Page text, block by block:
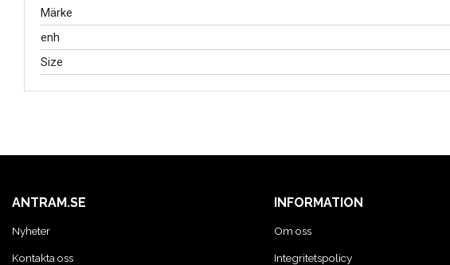
KONCENTRATSPRUTOR
LYFT OCH LAST
Märke
enh
Size
ANTRAM.SE
Nyheter
Kontakta oss
INFORMATION
Om oss
Integritetspolicy